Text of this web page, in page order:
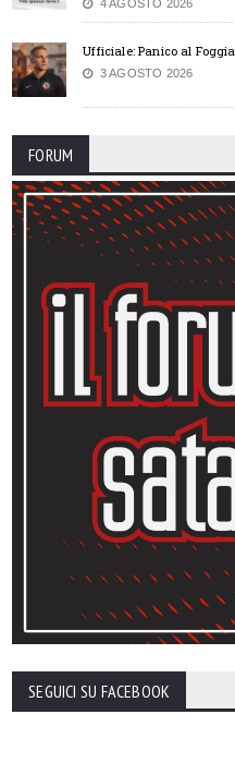
4 AGOSTO 2026
Ufficiale: Panico al Foggia
3 AGOSTO 2026
FORUM
SEGUICI SU FACEBOOK